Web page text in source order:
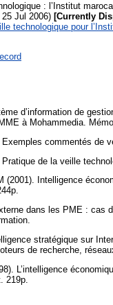
: l’Institut
Jul 2006) [Currently
technologique pour
d’information de
à Mohammedia.
commentés de
de la veille
(2001). Intelligence
dans les PME :
stratégique sur
de recherche,
L’intelligence
219p.